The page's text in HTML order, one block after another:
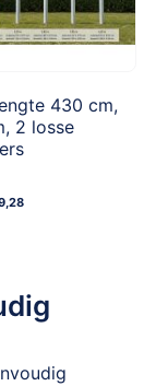
430 cm,
2 losse